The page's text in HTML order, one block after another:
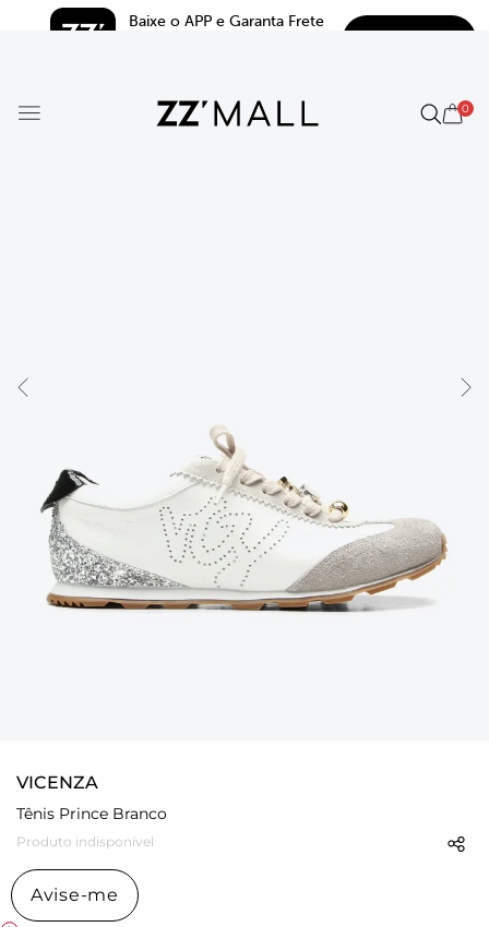
Baixe o APP e Garanta Frete
0
VICENZA
Tênis Prince Branco
Produto indisponível
Avise-me